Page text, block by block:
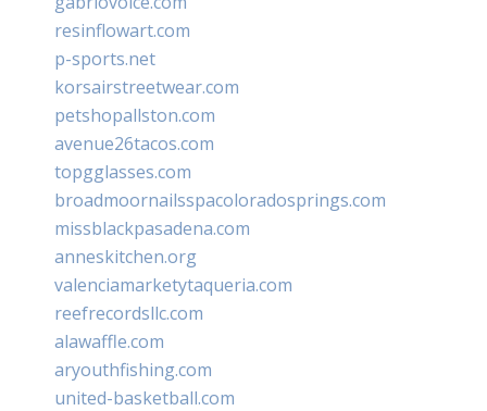
resinflowart.com
p-sports.net
korsairstreetwear.com
petshopallston.com
avenue26tacos.com
topgglasses.com
broadmoornailsspacoloradosprings.com
missblackpasadena.com
anneskitchen.org
valenciamarketytaqueria.com
reefrecordsllc.com
alawaffle.com
aryouthfishing.com
united-basketball.com